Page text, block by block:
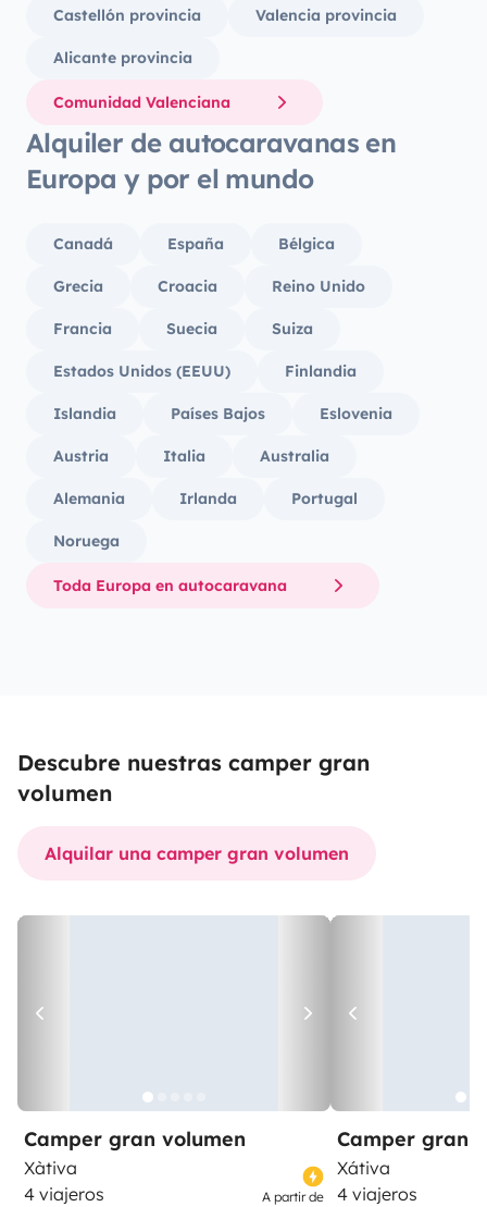
Castellón provincia Valencia provincia
Alicante provincia
Comunidad Valenciana
Alquiler de autocaravanas en
Europa y por el mundo
Canadá España Bélgica
Grecia Croacia Reino Unido
Francia Suecia Suiza
Estados Unidos (EEUU) Finlandia
Islandia Países Bajos Eslovenia
Austria Italia Australia
Alemania Irlanda Portugal
Noruega
Toda Europa en autocaravana
Descubre nuestras camper gran
volumen
Alquilar una camper gran volumen
Camper gran volumen
Xàtiva
4 viajeros
A partir de
Camper gran
Xátiva
4 viajeros